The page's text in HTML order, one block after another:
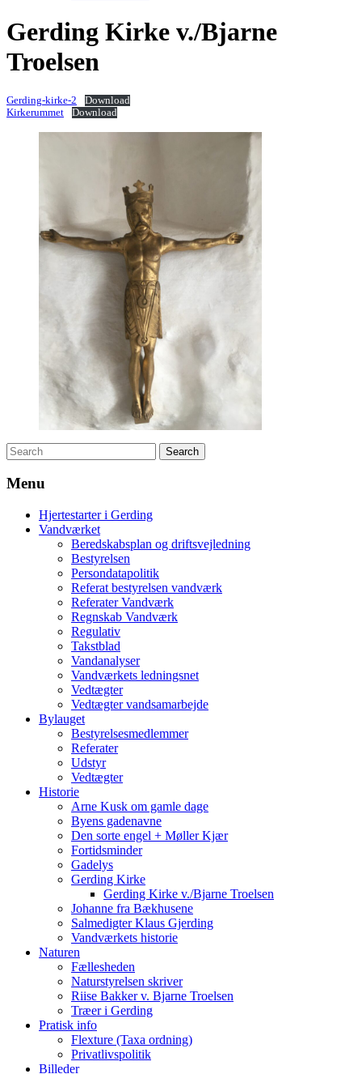
Gerding Kirke v./Bjarne
Troelsen
Gerding-kirke-2
Download
Kirkerummet
Download
Menu
Hjertestarter i Gerding
Vandværket
Beredskabsplan og driftsvejledning
Bestyrelsen
Persondatapolitik
Referat bestyrelsen vandværk
Referater Vandværk
Regnskab Vandværk
Regulativ
Takstblad
Vandanalyser
Vandværkets ledningsnet
Vedtægter
Vedtægter vandsamarbejde
Bylauget
Bestyrelsesmedlemmer
Referater
Udstyr
Vedtægter
Historie
Arne Kusk om gamle dage
Byens gadenavne
Den sorte engel + Møller Kjær
Fortidsminder
Gadelys
Gerding Kirke
Gerding Kirke v./Bjarne Troelsen
Johanne fra Bækhusene
Salmedigter Klaus Gjerding
Vandværkets historie
Naturen
Fællesheden
Naturstyrelsen skriver
Riise Bakker v. Bjarne Troelsen
Træer i Gerding
Pratisk info
Flexture (Taxa ordning)
Privatlivspolitik
Billeder